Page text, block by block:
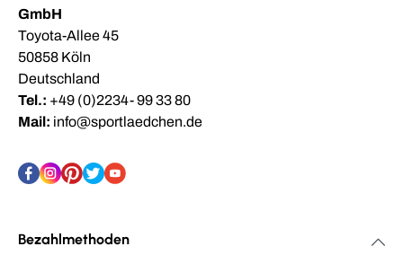
GmbH
Toyota-Allee 45
50858 Köln
Deutschland
Tel.: +49 (0)2234- 99 33 80
Mail: info@sportlaedchen.de
Bezahlmethoden